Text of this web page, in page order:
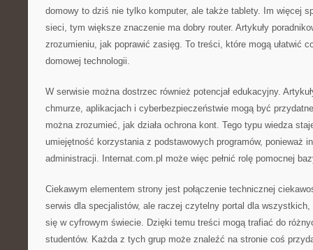
domowy to dziś nie tylko komputer, ale także tablety. Im więcej
sieci, tym większe znaczenie ma dobry router. Artykuły
zrozumieniu, jak poprawić zasięg. To treści, które mogą ułatwić
domowej technologii.
W serwisie można dostrzec również potencjał edukacyjny.
chmurze, aplikacjach i cyberbezpieczeństwie mogą być
można zrozumieć, jak działa ochrona kont. Tego typu wiedza
umiejętność korzystania z podstawowych programów, ponieważ
administracji. Internat.com.pl może więc pełnić rolę pomocnej
Ciekawym elementem strony jest połączenie technicznej
serwis dla specjalistów, ale raczej czytelny portal dla
się w cyfrowym świecie. Dzięki temu treści mogą trafiać do
studentów. Każda z tych grup może znaleźć na stronie coś